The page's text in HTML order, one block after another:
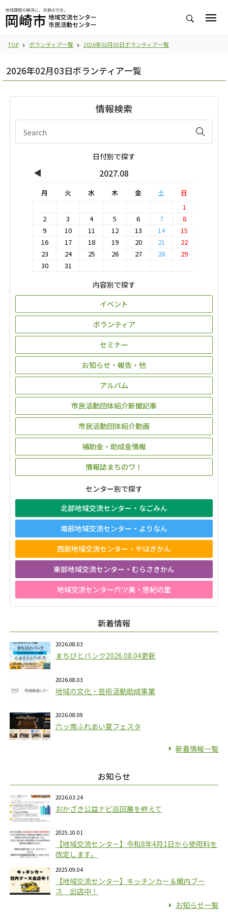
TOP ボランティア一覧 2026年02月03日ボランティア一覧
2026年02月03日ボランティア一覧
情報検索
日付別で探す
◀ 2027.08
月 火 水 木 金 土
日
1
2
3 4 5 6 7
8
9
10 11 12 13 14
15
16
17 18 19 20 21
22
23
24 25 26 27 28
29
30
31
内容別で探す
イベント
ボランティア
セミナー
お知らせ・報告・他
アルバム
市民活動団体紹介新聞記事
市民活動団体紹介動画
補助金・助成金情報
情報誌まちのワ！
センター別で探す
北部地域交流センター・なごみん
南部地域交流センター・よりなん
西部地域交流センター・やはぎかん
東部地域交流センター・むらさきかん
地域交流センター六ツ美・悠紀の里
新着情報
2026.08.03
まちびとバンク2026.08.04更新
2026.08.03
地域の文化・芸術活動助成事業
2026.08.09
六ッ南ふれあい夏フェスタ
新着情報一覧
お知らせ
2026.03.24
おかざき公益ナビ巡回展を終えて
2025.10.01
【地域交流センター】令和8年4月1日から使用料を
改定します。
2025.09.04
【地域交流センター】キッチンカー＆館内ブー
ス 出店中！
お知らせ一覧